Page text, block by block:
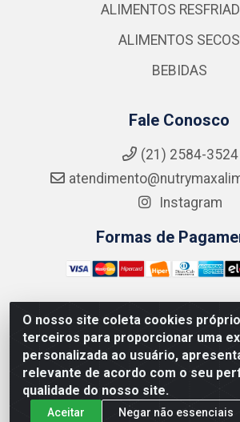
O nosso site coleta cookies
terceiros para proporcionar uma
personalizada ao usuário,
relevante de acordo com o seu
qualidade do nosso site.
Aceitar Negar não essenciais
ALIMENTOS
ALIMENTOS SECOS
BEBIDAS
Fale Conosco
(21) 2584-3524
Instagram
Formas de
NUTRY MAX COMÉRCIO DE
LTDA - RUA DO FEIJÃO, 721 PENHA
CNPJ: 15.796.122/0001-